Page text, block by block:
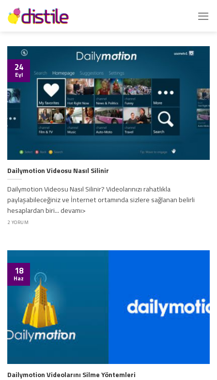
İçeriğe
atla
Dailymotion Videosu Nasıl Silinir
Dailymotion Videosu Nasıl Silinir? Videolarınızı rahatlıkla
paylaşabileceğiniz ve İnternet ortamında sizlere sağlanan belirli
hesaplardan biri... devamı>
2 YORUM
24
Eyl
Dailymotion Videolarını Silme Yöntemleri
18
Haz